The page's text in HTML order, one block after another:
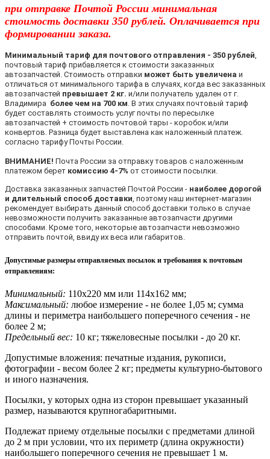
при отправке Почтой России минимальная
стоимость доставки 350 рублей. Оплачивается при
формировании заказа.
Минимальный тариф для почтового отправления - 350 рублей
почтовый тариф прибавляется к стоимости заказанных
автозапчастей. Стоимость отправки может быть увеличена и
отличаться от минимального тарифа в случаях, когда вес заказанных
автозапчастей превышает 2 кг. и/или получатель удален от г.
Владимира более чем на 700 км . В этих случаях почтовый тариф
будет составлять стоимость услуг почты по пересылке
автозапчастей + стоимость почтовой тары - коробок и/или
конвертов. Разница будет выставлена как наложенный платеж.
согласно тарифу Почты России.
ВНИМАНИЕ! Почта России за отправку товаров с наложенным
платежом берет комиссию 4-7% от стоимости посылки.
Доставка заказанных запчастей Почтой России - наиболее дорогой
и длительный способ доставки , поэтому наш интернет-магазин
рекомендует выбирать данный способ доставки только в случае
невозможности получить заказанные автозапчасти другими
способами. Кроме того, некоторые автозапчасти невозможно
отправить почтой, ввиду их веса или габаритов.
Допустимые размеры отправляемых посылок и требования к почтовым
отправлениям:
Минимальный: 110х220 мм или 114х162 мм;
Максимальный: любое измерение - не более 1,05 м; сумма
длины и периметра наибольшего поперечного сечения - не
более 2 м;
Предельный вес: 10 кг; тяжеловесные посылки - до 20 кг.
Допустимые вложения: печатные издания, рукописи,
фотографии - весом более 2 кг; предметы культурно-бытового
и иного назначения.
Посылки, у которых одна из сторон превышает указанный
размер, называются крупногабаритными.
Подлежат приему отдельные посылки с предметами длиной
до 2 м при условии, что их периметр (длина окружности)
наибольшего поперечного сечения не превышает 1 м.